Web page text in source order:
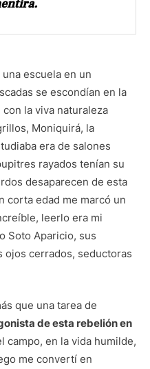
escuela en un
se escondían en la
la viva naturaleza
Moniquirá, la
era de salones
rayados tenían su
desaparecen de esta
corta edad me marcó un
leerlo era mi
Soto Aparicio, sus
ojos cerrados, seductoras
que una tarea de
de esta rebelión en
campo, en la vida humilde,
me convertí en